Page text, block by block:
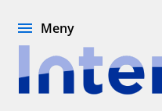
Meny